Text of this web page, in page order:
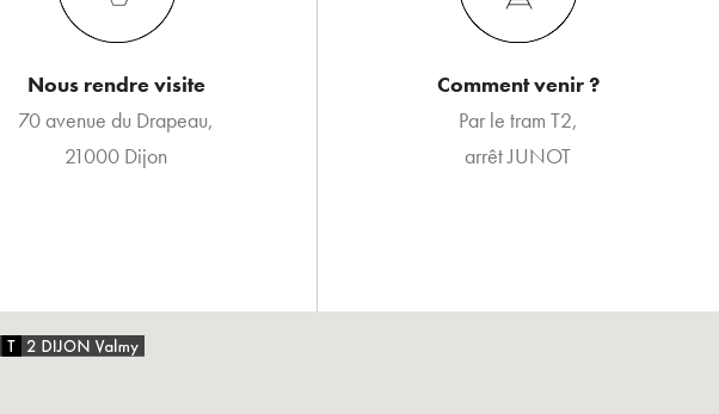
Nous rendre visite
70 avenue du Drapeau,
21000 Dijon
Comment venir ?
Par le tram T2,
arrêt JUNOT